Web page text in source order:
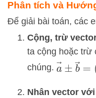
Phân tích và
Để giải bài toán, các
Cộng, trừ
ta cộng hoặc trừ
chúng. a → ±b→
Nhân vector